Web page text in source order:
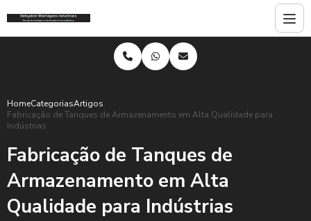
HomeCategoriasArtigos
Fabricação de Tanques de Armazenamento em Alta Qualidade para
Indústrias
Fabricação de Tanques de
Armazenamento em Alta
Qualidade para Indústrias